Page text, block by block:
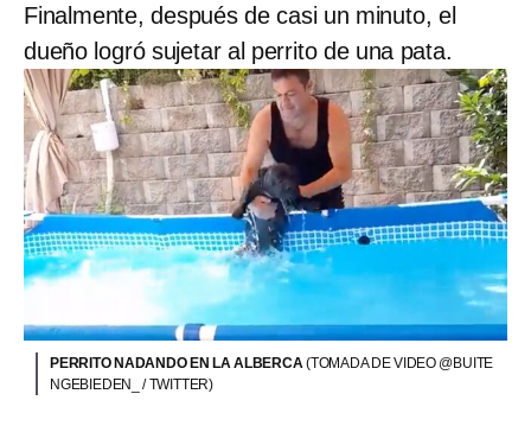
Finalmente, después de casi un minuto, el
dueño logró sujetar al perrito de una pata.
PERRITO NADANDO EN LA ALBERCA(TOMADA DE VIDEO @BUITE
NGEBIEDEN_ / TWITTER)